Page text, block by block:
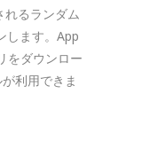
れるランダム
します。App
をダウンロー
利用できま